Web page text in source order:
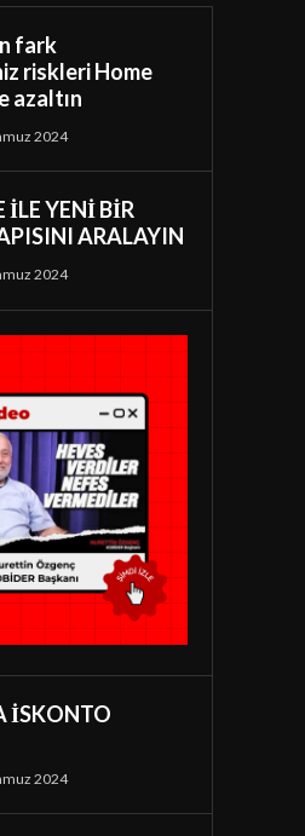
fark
riskleri Home
azaltın
2024
İLE YENİ BİR
ARALAYIN
2024
İSKONTO
2024